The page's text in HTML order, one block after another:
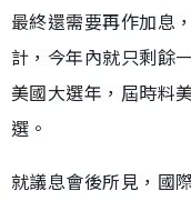
最終還需要再作加息
計，今年內就只剩餘
美國大選年，屆時料
選。
就議息會後所見，國